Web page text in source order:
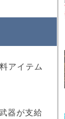
アイテム
器が支給